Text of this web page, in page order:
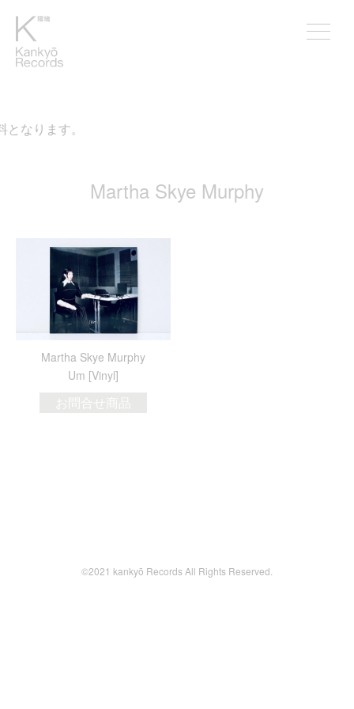
なります。
Martha Skye Murphy
Martha Skye Murphy
Um [Vinyl]
お問合せ商品
©2021 kankyō Records All Rights Reserved.